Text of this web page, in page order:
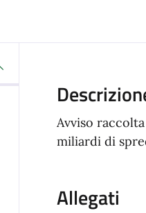
Avviso
miliardi di
Allegati